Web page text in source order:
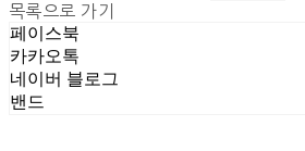
목록으로 가기
페이스북
카카오톡
네이버 블로그
밴드